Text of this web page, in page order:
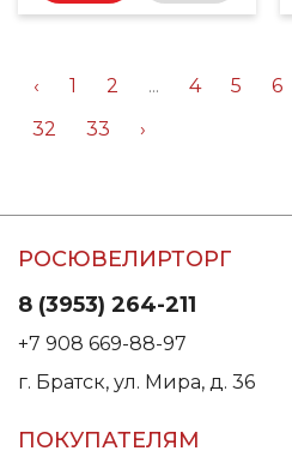
‹ 1 2 ... 4 5 6
32
33 ›
РОСЮВЕЛИРТОРГ
8 (3953) 264-211
+7 908 669-88-97
г. Братск, ул. Мира, д. 36
ПОКУПАТЕЛЯМ